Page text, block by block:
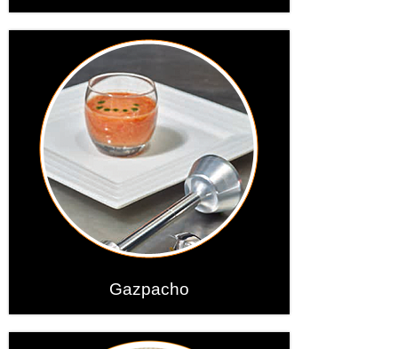
Gazpacho